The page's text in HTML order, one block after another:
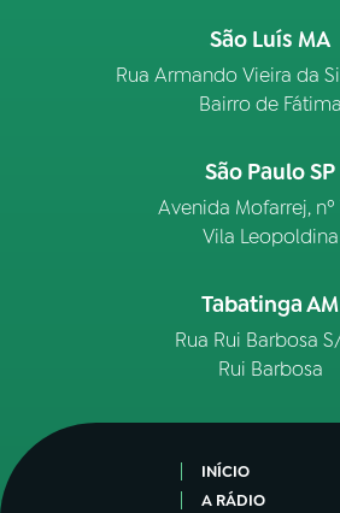
São Luís MA
Rua Armando Vieira da
Bairro de Fátima
São Paulo SP
Avenida Mofarrej, nº
Vila Leopoldina
Tabatinga AM
Rua Rui Barbosa
Rui Barbosa
INÍCIO
A RÁDIO